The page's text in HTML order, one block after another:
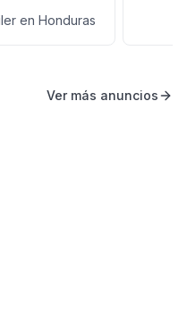
en Honduras
Ver más anuncios